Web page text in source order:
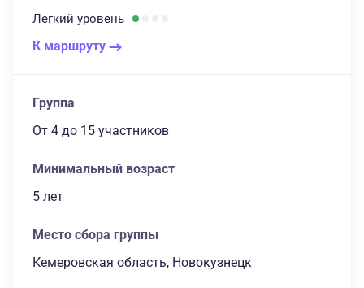
Легкий уровень
К маршруту
Группа
От 4 до 15 участников
Минимальный возраст
5 лет
Место сбора группы
Кемеровская область, Новокузнецк